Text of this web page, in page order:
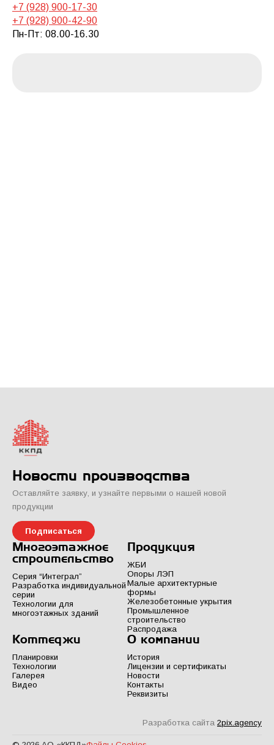
+7 (928) 900-17-30
+7 (928) 900-42-90
Пн-Пт: 08.00-16.30
Новости производства
Оставляйте заявку, и узнайте первыми о нашей новой
продукции
Подписаться
Многоэтажное
строительство
Серия “Интеграл”
Разработка индивидуальной
серии
Технологии для
многоэтажных зданий
Продукция
ЖБИ
Опоры ЛЭП
Малые архитектурные
формы
Железобетонные укрытия
Промышленное
строительство
Распродажа
Коттеджи
Планировки
Технологии
Галерея
Видео
О компании
История
Лицензии и сертификаты
Новости
Контакты
Реквизиты
Разработка сайта 2pix.agency